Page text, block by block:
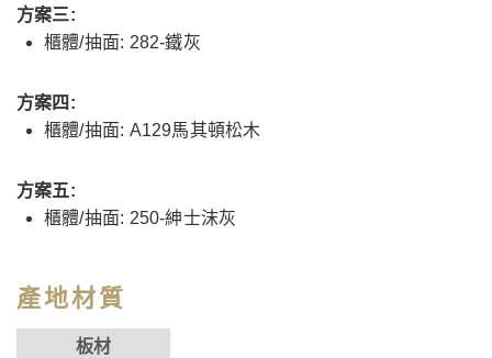
方案三:
櫃體/抽面: 282-鐵灰
方案四:
櫃體/抽面: A129馬其頓松木
方案五:
櫃體/抽面: 250-紳士沫灰
產地材質
板材